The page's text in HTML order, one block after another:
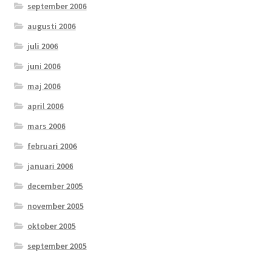
september 2006
augusti 2006
juli 2006
juni 2006
maj 2006
april 2006
mars 2006
februari 2006
januari 2006
december 2005
november 2005
oktober 2005
september 2005